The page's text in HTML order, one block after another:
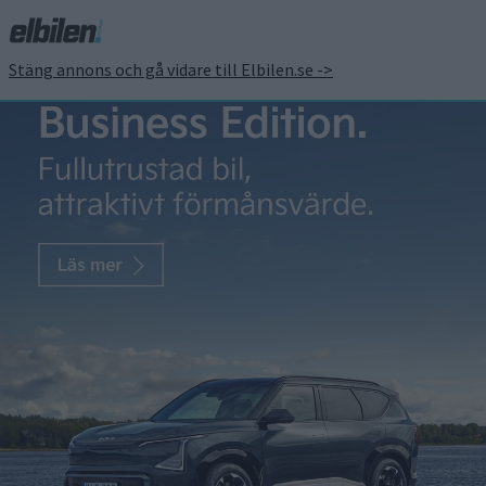
Stäng annons och gå vidare till Elbilen.se ->
Xpeng vill fortsätta växa
med rekordstor kredit